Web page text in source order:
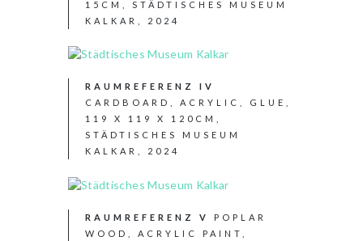
15CM, STÄDTISCHES MUSEUM
KALKAR, 2024
RAUMREFERENZ IV
CARDBOARD, ACRYLIC, GLUE,
119 X 119 X 120CM,
STÄDTISCHES MUSEUM
KALKAR, 2024
RAUMREFERENZ V POPLAR
WOOD, ACRYLIC PAINT,